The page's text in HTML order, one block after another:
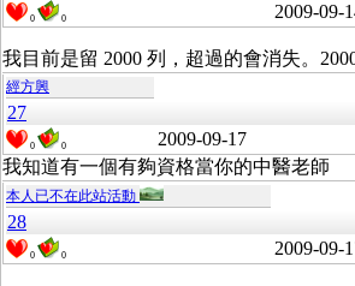
0 0 2009-09-
我目前是留 2000 列，超過的會消失。
經方興
27
0 0 2009-09-17
我知道有一個有夠資格當你的中醫老師
本人已不在此站活動
28
0 0 2009-09-